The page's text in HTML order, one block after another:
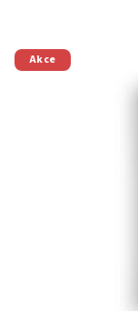
Akce